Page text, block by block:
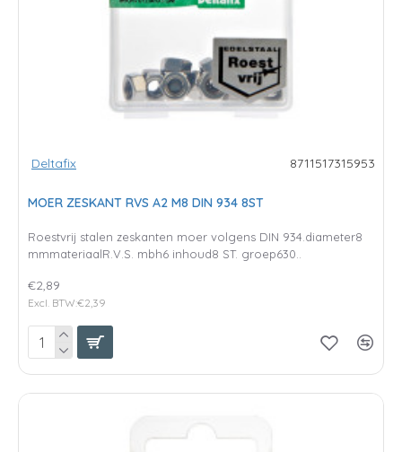
Deltafix 8711517315953
MOER ZESKANT RVS A2 M8 DIN 934 8ST
Roestvrij stalen zeskanten moer volgens DIN 934.diameter8
mmmateriaalR.V.S. mbh6 inhoud8 ST. groep630..
€2,89
Excl. BTW:€2,39